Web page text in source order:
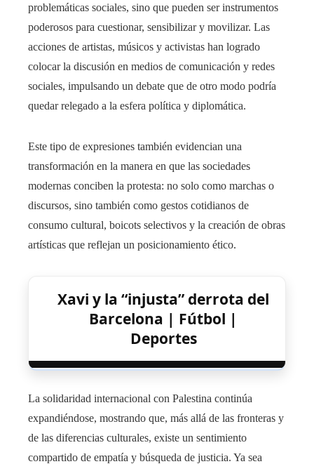
problemáticas sociales, sino que pueden ser instrumentos
poderosos para cuestionar, sensibilizar y movilizar. Las
acciones de artistas, músicos y activistas han logrado
colocar la discusión en medios de comunicación y redes
sociales, impulsando un debate que de otro modo podría
quedar relegado a la esfera política y diplomática.
Este tipo de expresiones también evidencian una
transformación en la manera en que las sociedades
modernas conciben la protesta: no solo como marchas o
discursos, sino también como gestos cotidianos de
consumo cultural, boicots selectivos y la creación de obras
artísticas que reflejan un posicionamiento ético.
Xavi y la “injusta” derrota del
Barcelona | Fútbol |
Deportes
La solidaridad internacional con Palestina continúa
expandiéndose, mostrando que, más allá de las fronteras y
de las diferencias culturales, existe un sentimiento
compartido de empatía y búsqueda de justicia. Ya sea